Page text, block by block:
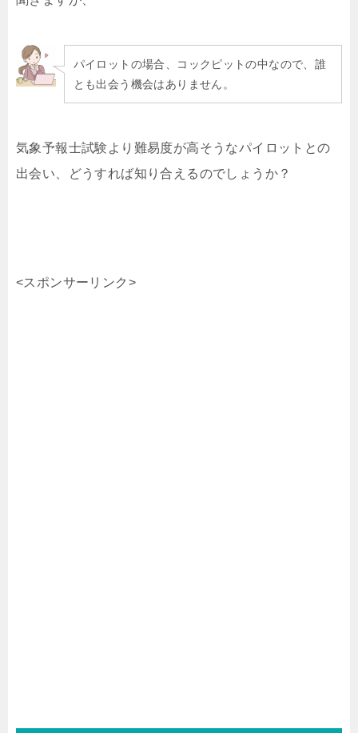
パイロットの場合、コックピットの中なので、誰
とも出会う機会はありません。
気象予報士試験より難易度が高そうなパイロットとの
出会い、どうすれば知り合えるのでしょうか？
<スポンサーリンク>